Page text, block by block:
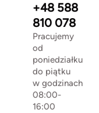
+48 588
810 078
Pracujemy
od
poniedziałku
do piątku
w godzinach
08:00-
16:00